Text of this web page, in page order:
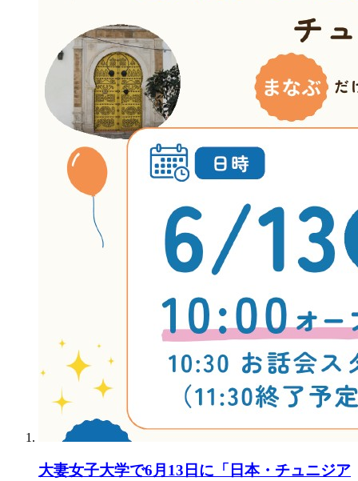
大妻女子大学で6月13日に「日本・チュニジア